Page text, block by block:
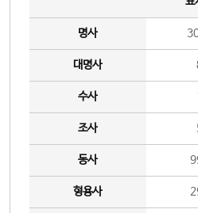
명사
대명사
수사
조사
동사
형용사